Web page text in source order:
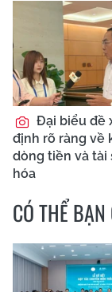
Đại biểu đề
định rõ ràng về
dòng tiền và tài
hóa
CÓ THỂ